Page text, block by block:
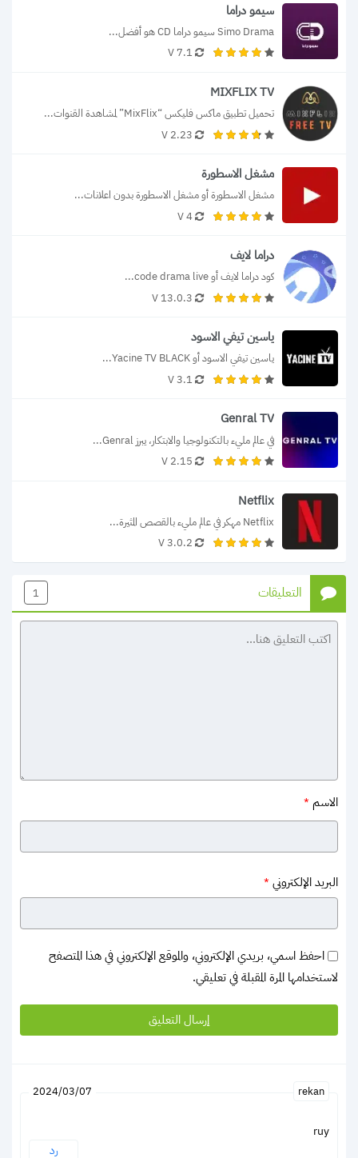
سيمو دراما
Simo Drama سيمو دراما CD هو أفضل...
7.1 V
MIXFLIX TV
تحميل تطبيق ماكس فليكس “MixFlix” لمشاهدة القنوات...
2.23 V
مشغل الاسطورة
مشغل الاسطورة أو مشغل الاسطورة بدون اعلانات...
4 V
دراما لايف
كود دراما لايف أو code drama live...
13.0.3 V
ياسين تيفي الاسود
ياسين تيفي الاسود أو Yacine TV BLACK...
3.1 V
Genral TV
في عالم مليء بالتكنولوجيا والابتكار، يبرز Genral...
2.15 V
Netflix
Netflix مهكر في عالم مليء بالقصص المثيرة...
3.0.2 V
التعليقات 1
الاسم *
البريد الإلكتروني *
احفظ اسمي، بريدي الإلكتروني، والموقع الإلكتروني في هذا المتصفح
لاستخدامها المرة المقبلة في تعليقي.
rekan
2024/03/07
ruy
رد